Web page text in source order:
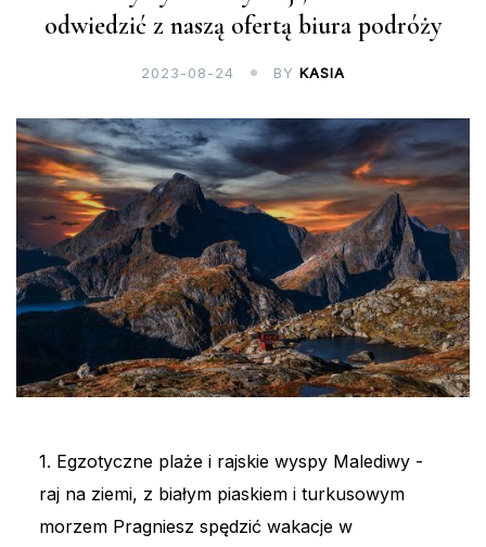
odwiedzić z naszą ofertą biura podróży
2023-08-24 BY KASIA
1. Egzotyczne plaże i rajskie wyspy Malediwy -
raj na ziemi, z białym piaskiem i turkusowym
morzem Pragniesz spędzić wakacje w